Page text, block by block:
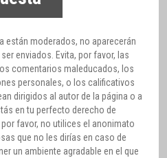
están moderados, no aparecerán
enviados. Evita, por favor, las
comentarios maleducados, los
personales, o los calificativos
dirigidos al autor de la página o a
en tu perfecto derecho de
favor, no utilices el anonimato
que no les dirías en caso de
un ambiente agradable en el que